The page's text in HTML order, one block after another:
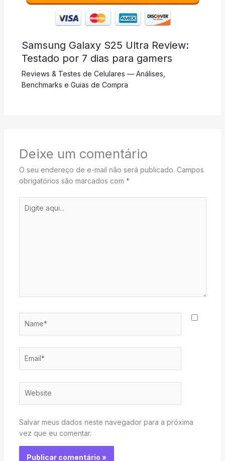
Samsung Galaxy S25 Ultra Review:
Testado por 7 dias para gamers
Reviews & Testes de Celulares — Análises,
Benchmarks e Guias de Compra
Deixe um comentário
O seu endereço de e-mail não será publicado. Campos
obrigatórios são marcados com *
aqui...
Salvar meus dados neste navegador para a próxima
vez que eu comentar.